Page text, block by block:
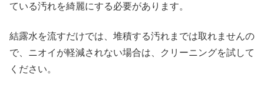
ている汚れを綺麗にする必要があります。
結露水を流すだけでは、堆積する汚れまでは取れませんの
で、ニオイが軽減されない場合は、クリーニングを試して
ください。